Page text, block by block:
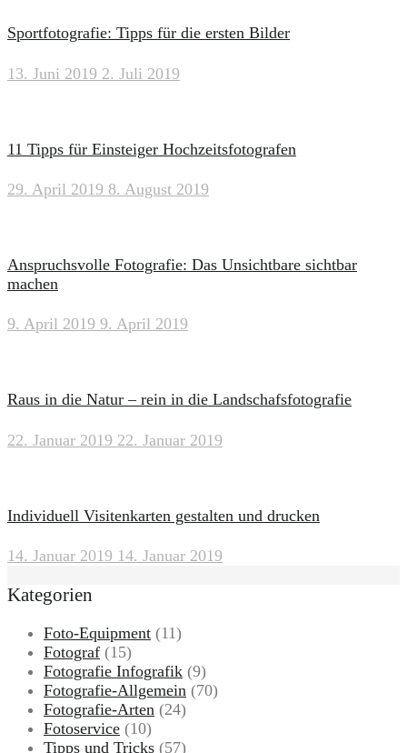
Sportfotografie: Tipps für die ersten Bilder
13. Juni 2019 2. Juli 2019
11 Tipps für Einsteiger Hochzeitsfotografen
29. April 2019 8. August 2019
Anspruchsvolle Fotografie: Das Unsichtbare sichtbar
machen
9. April 2019 9. April 2019
Raus in die Natur – rein in die Landschafsfotografie
22. Januar 2019 22. Januar 2019
Individuell Visitenkarten gestalten und drucken
14. Januar 2019 14. Januar 2019
Kategorien
Foto-Equipment (11)
Fotograf (15)
Fotografie Infografik (9)
Fotografie-Allgemein (70)
Fotografie-Arten (24)
Fotoservice (10)
Tipps und Tricks (57)